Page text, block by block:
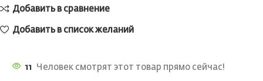
Добавить в сравнение
Добавить в список желаний
11 Человек смотрят этот товар прямо сейчас!